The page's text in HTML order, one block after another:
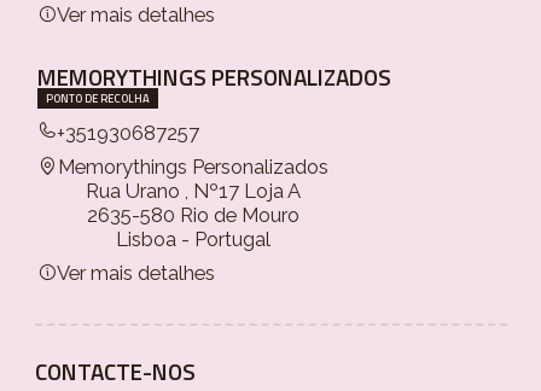
Ver mais detalhes
MEMORYTHINGS PERSONALIZADOS
PONTO DE RECOLHA
+351930687257
Memorythings Personalizados
Rua Urano , Nº17 Loja A
2635-580 Rio de Mouro
Lisboa - Portugal
Ver mais detalhes
CONTACTE-NOS